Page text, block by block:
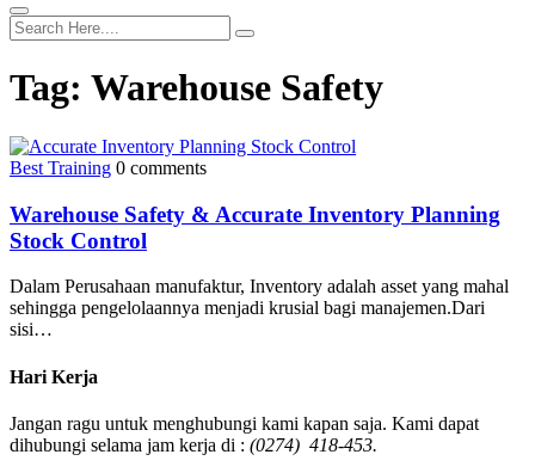
Tag: Warehouse Safety
Best Training 0 comments
Warehouse Safety & Accurate Inventory Planning
Stock Control
Dalam Perusahaan manufaktur, Inventory adalah asset yang mahal
sehingga pengelolaannya menjadi krusial bagi manajemen.Dari
sisi…
Hari Kerja
Jangan ragu untuk menghubungi kami kapan saja. Kami dapat
dihubungi selama jam kerja di : (0274) 418-453.